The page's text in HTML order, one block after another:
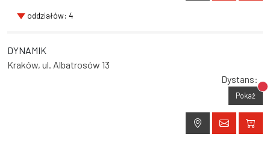
oddziałów: 4
DYNAMIK
Kraków, ul. Albatrosów 13
Dystans:
Pokaż